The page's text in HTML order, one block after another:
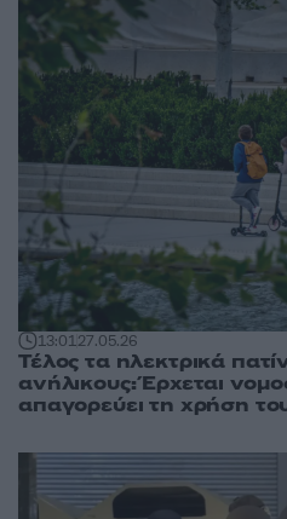
13:0127.05.26
Τέλος τα ηλεκτρικά
ανήλικους: Έρχεται
απαγορεύει τη χρήση